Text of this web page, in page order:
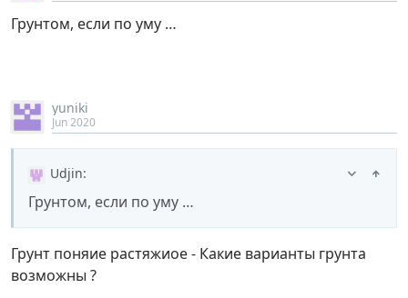
Грунтом, если по уму …
yuniki
Jun 2020
Udjin:
Грунтом, если по уму …
Грунт поняие растяжиое - Какие варианты грунта
возможны ?